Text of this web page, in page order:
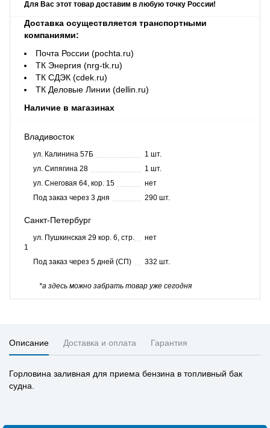
Для Вас этот товар доставим в любую точку России!
Доставка осуществляется транспортными
компаниями:
Почта России (pochta.ru)
ТК Энергия (nrg-tk.ru)
ТК СДЭК (cdek.ru)
ТК Деловые Линии (dellin.ru)
Наличие в магазинах
Владивосток
ул. Калинина 57Б
1 шт.
ул. Сипягина 28
1 шт.
ул. Снеговая 64, кор. 15
нет
Под заказ через 3 дня
290 шт.
Санкт-Петербург
ул. Пушкинская 29 кор. 6, стр.
1
нет
Под заказ через 5 дней (СП) 332 шт.
*а здесь можно забрать товар уже сегодня
Описание Доставка и оплата Гарантия
Горловина заливная для приема бензина в топливный бак
судна.